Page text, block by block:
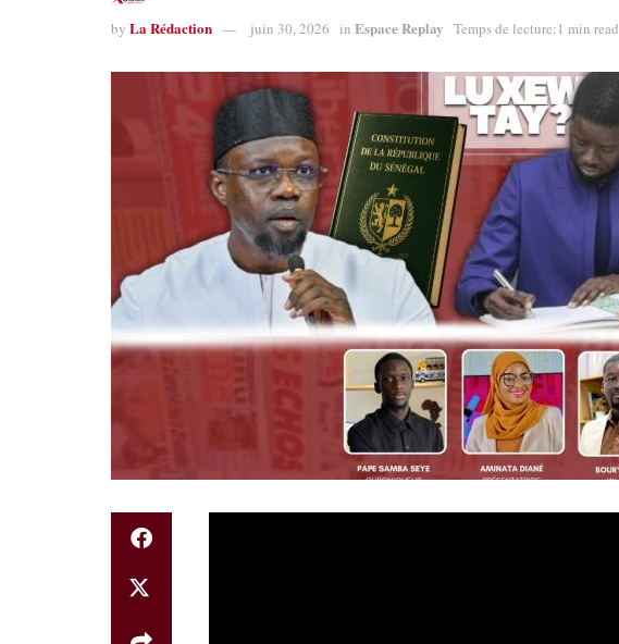
by La Rédaction juin 30, 2026 in Espace Replay Temps de lecture:1 min read